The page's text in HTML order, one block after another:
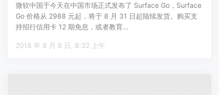
微软中国于今天在中国市场正式发布了 Surface Go，Surface
Go 价格从 2988 元起，将于 8 月 31 日起陆续发货。购买支
持招行信用卡 12 期免息，或者教育…
2018 年 8 月 8 日, 8:32 上午